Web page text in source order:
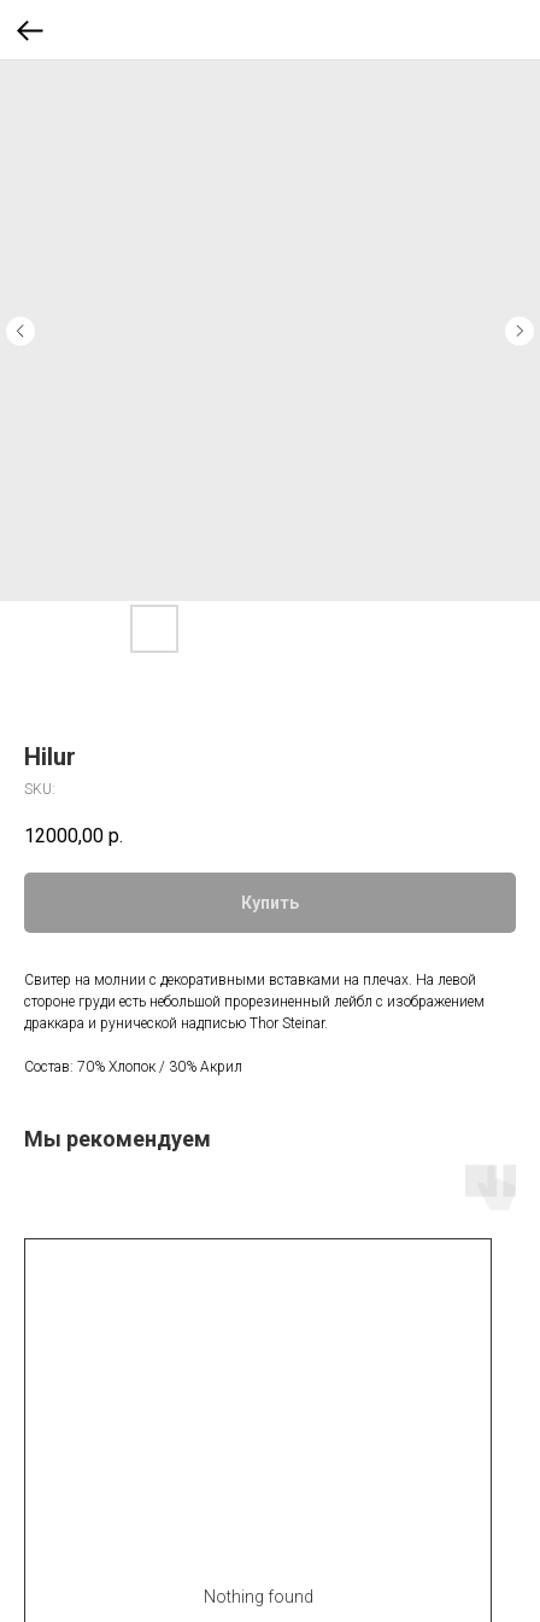
Hilur
SKU:
12000,00 р.
Купить
Свитер на молнии с декоративными вставками на плечах. На левой
стороне груди есть небольшой прорезиненный лейбл с изображением
драккара и рунической надписью Thor Steinar.
Состав: 70% Хлопок / 30% Акрил
Мы рекомендуем
Nothing found